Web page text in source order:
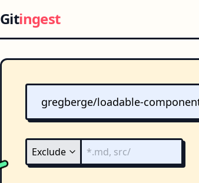
Gitingest